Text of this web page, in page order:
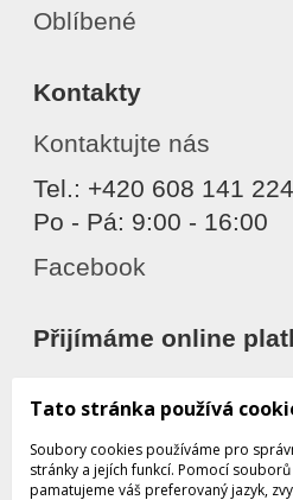
Oblíbené
Kontakty
Kontaktujte nás
Tel.: +420 608 141 224
Po - Pá: 9:00 - 16:00
Facebook
Přijímáme online
Tato stránka používá
Soubory cookies používáme pro
stránky a jejích funkcí. Pomocí
pamatujeme váš preferovaný jazyk,